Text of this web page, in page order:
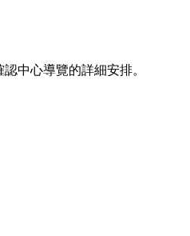
中心導覽的詳細安排。